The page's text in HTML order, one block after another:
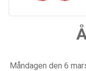
Måndagen den 6